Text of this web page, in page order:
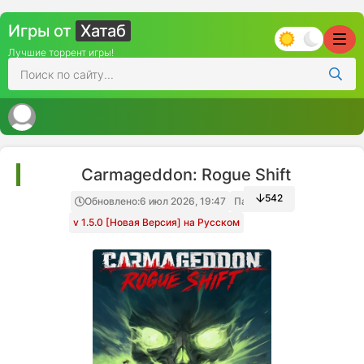
Игры от Хатаб
Лучшие торрент игры!
Carmageddon: Rogue Shift
Обновлено:6 июл 2026, 19:47
Папка игры
v 1.5.0 [Новая Версия] на Русском
542